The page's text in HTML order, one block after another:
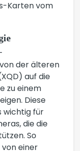
Karten vom
der älteren
auf die
zu einem
Diese
wichtig für
die die
So
von einer